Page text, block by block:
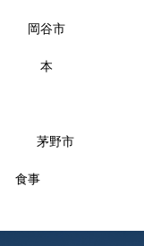
岡谷市
本
茅野市
食事